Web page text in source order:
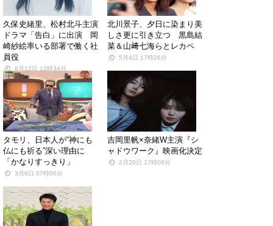
久保史緒里、松村北斗主演
ドラマ「告白」に出演 岡
崎紗絵率いる部署で働く社
員役
6月12日 12時34分
北川景子、夕日に染まり美
しさ更に引き立つ 黒島結
菜＆山﨑七海らとレカペ
5月4日 17時26分
タモリ、日本人が“神にも
仏にも祈る”深い理由に
「かなりすっきり」
3月6日 07時00分
吉岡里帆×奈緒W主演『シ
ャドウワーク』映画化決定
2月20日 17時00分